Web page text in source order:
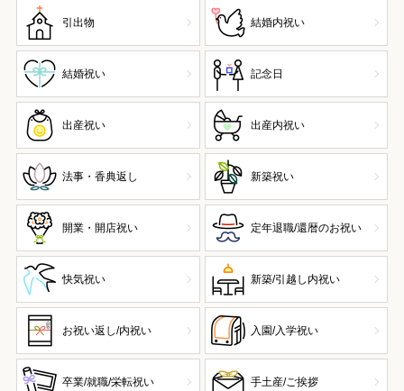
引出物 結婚内祝い
結婚祝い 記念日
出産祝い 出産内祝い
法事・香典返し 新築祝い
開業・開店祝い 定年退職/還暦のお祝い
快気祝い 新築/引越し内祝い
お祝い返し/内祝い 入園/入学祝い
卒業/就職/栄転祝い 手土産/ご挨拶